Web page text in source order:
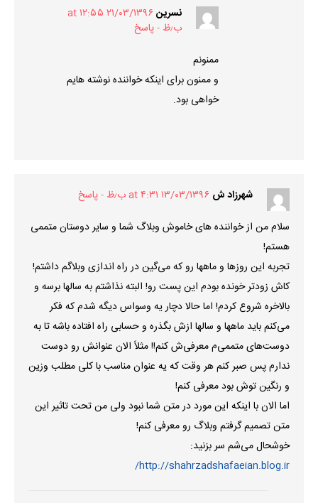
نسرین
۲۱/۰۳/۱۳۹۶ at ۱۲:۵۵
ب٫ظ
پاسخ
ممنونم
و ممنون برای اینکه خواننده نوشته هایم
خواهی بود.
شهرزاد ش ۱۳/۰۳/۱۳۹۶ at ۴:۳۱ ب٫ظ
پاسخ
سلام من از خواننده های خاموش وبلاگ شما و سایر دوستان متممی
هستم!
تجربه این روزها و ماهها رو که می‌گین در راه اندازی وبلاگم داشتم!
کاش زودتر خونده بودم این پست رو! البته نذاشتم به سالها برسه و
بالاخره شروع کردم! اما حالا دچار یه وسواس دیگه شدم که فکر
می‌کنم باید ماهها و سالها ازش بگذره و حسابی راه افتاده باشه تا به
دوست‌های متممی‌م معرفی‌ش کنم!! مثلاً الان عنوانش رو دوست
ندارم پس صبر کنم هر وقت که یه عنوان مناسب با کلی مطلب وزین
و رنگین توش بود معرفی کنم!
اما الان با اینکه این مورد در متن شما نبود ولی من تحت تاثیر این
متن تصمیم گرفتم وبلاگ رو معرفی کنم!
خوشحال می‌شم سر بزنید:
http://shahrzadshafaeian.blog.ir/